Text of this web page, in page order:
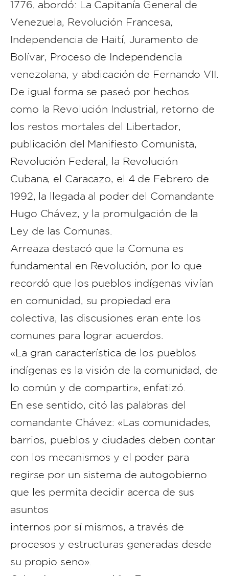
1776, abordó: La Capitanía General de
Venezuela, Revolución Francesa,
Independencia de Haití, Juramento de
Bolívar, Proceso de Independencia
venezolana, y abdicación de Fernando VII.
De igual forma se paseó por hechos
como la Revolución Industrial, retorno de
los restos mortales del Libertador,
publicación del Manifiesto Comunista,
Revolución Federal, la Revolución
Cubana, el Caracazo, el 4 de Febrero de
1992, la llegada al poder del Comandante
Hugo Chávez, y la promulgación de la
Ley de las Comunas.
Arreaza destacó que la Comuna es
fundamental en Revolución, por lo que
recordó que los pueblos indígenas vivían
en comunidad, su propiedad era
colectiva, las discusiones eran ente los
comunes para lograr acuerdos.
«La gran característica de los pueblos
indígenas es la visión de la comunidad, de
lo común y de compartir», enfatizó.
En ese sentido, citó las palabras del
comandante Chávez: «Las comunidades,
barrios, pueblos y ciudades deben contar
con los mecanismos y el poder para
regirse por un sistema de autogobierno
que les permita decidir acerca de sus
asuntos
internos por sí mismos, a través de
procesos y estructuras generadas desde
su propio seno».